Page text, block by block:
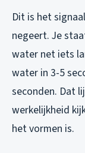
Dit is het
negeert. Je
water net iets
water in 3-5
seconden. Dat
werkelijkheid
het vormen is.